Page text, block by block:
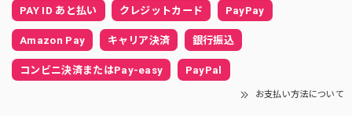
PAY ID あと払い クレジットカード PayPay
Amazon Pay キャリア決済 銀行振込
コンビニ決済またはPay-easy PayPal
お支払い方法について